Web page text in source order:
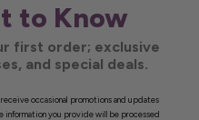
to Know
first order; exclusive
and special deals.
occasional promotions and updates
information you provide will be processed